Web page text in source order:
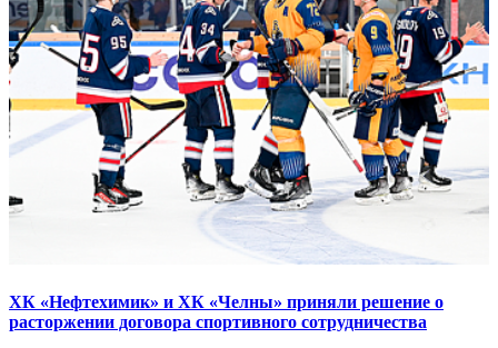
ХК «Нефтехимик» и ХК «Челны» приняли решение о
расторжении договора спортивного сотрудничества